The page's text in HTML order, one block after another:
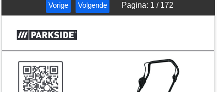
Vorige Volgende Pagina: 1 / 172